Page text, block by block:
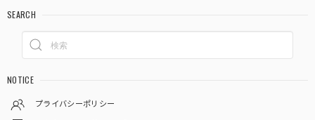
SEARCH
NOTICE
プライバシーポリシー